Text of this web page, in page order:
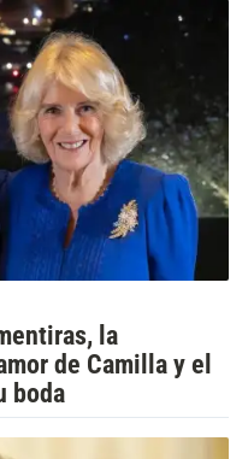
la
de Camilla y el
boda